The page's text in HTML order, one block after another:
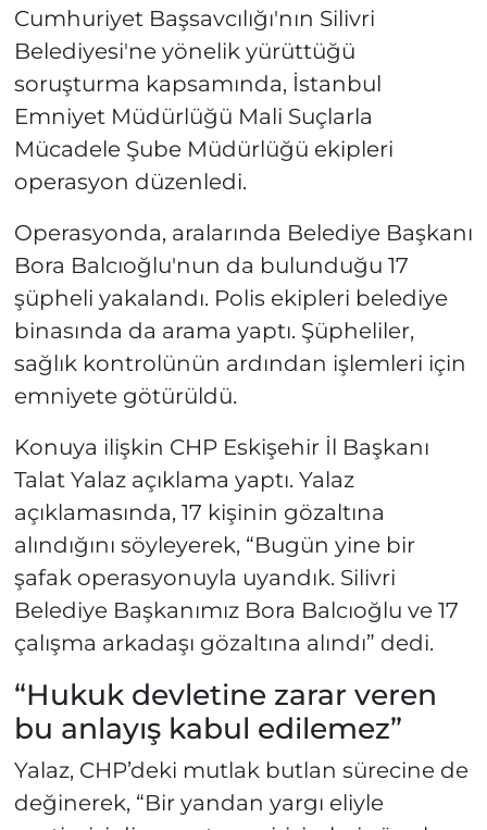
Cumhuriyet Başsavcılığı'nın Silivri
Belediyesi'ne yönelik yürüttüğü
soruşturma kapsamında, İstanbul
Emniyet Müdürlüğü Mali Suçlarla
Mücadele Şube Müdürlüğü ekipleri
operasyon düzenledi.
Operasyonda, aralarında Belediye Başkanı
Bora Balcıoğlu'nun da bulunduğu 17
şüpheli yakalandı. Polis ekipleri belediye
binasında da arama yaptı. Şüpheliler,
sağlık kontrolünün ardından işlemleri için
emniyete götürüldü.
Konuya ilişkin CHP Eskişehir İl Başkanı
Talat Yalaz açıklama yaptı. Yalaz
açıklamasında, 17 kişinin gözaltına
alındığını söyleyerek, “Bugün yine bir
şafak operasyonuyla uyandık. Silivri
Belediye Başkanımız Bora Balcıoğlu ve 17
çalışma arkadaşı gözaltına alındı” dedi.
“Hukuk devletine zarar veren
bu anlayış kabul edilemez”
Yalaz, CHP’deki mutlak butlan sürecine de
değinerek, “Bir yandan yargı eliyle